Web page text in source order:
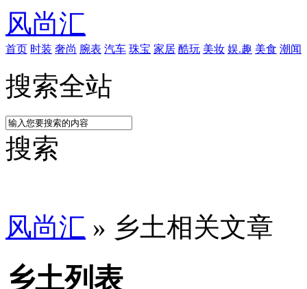
风尚汇
首页 时装 奢尚 腕表 汽车 珠宝 家居 酷玩 美妆 娱.趣 美食 潮闻
搜索全站
搜索
风尚汇 » 乡土相关文章
乡土列表